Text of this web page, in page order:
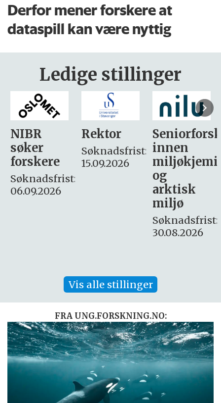
Derfor mener forskere at
dataspill kan være nyttig
Ledige stillinger
Rektor
Søknadsfrist:
15.09.2026
Seniorforsker
innen
miljøkjemi
søker
– fast
Søknadsfrist:
16. august.
Vis alle stillinger
FRA UNG.FORSKNING.NO: